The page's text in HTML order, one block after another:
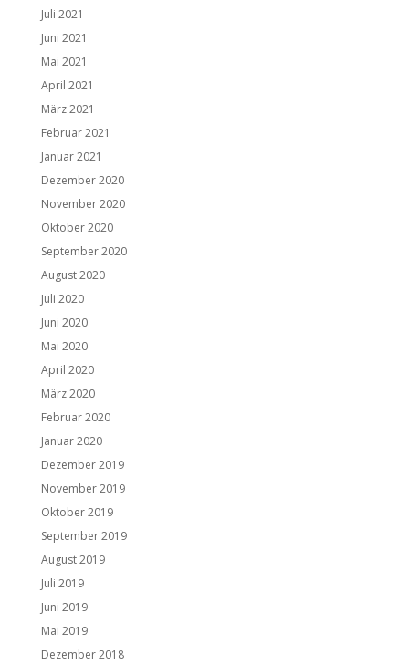
Juli 2021
Juni 2021
Mai 2021
April 2021
März 2021
Februar 2021
Januar 2021
Dezember 2020
November 2020
Oktober 2020
September 2020
August 2020
Juli 2020
Juni 2020
Mai 2020
April 2020
März 2020
Februar 2020
Januar 2020
Dezember 2019
November 2019
Oktober 2019
September 2019
August 2019
Juli 2019
Juni 2019
Mai 2019
Dezember 2018